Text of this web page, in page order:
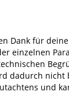
Dank für
einzelnen
dadurch
und